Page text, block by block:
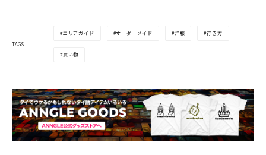
TAGS
エリアガイド オーダーメイド 洋服 行き方
買い物